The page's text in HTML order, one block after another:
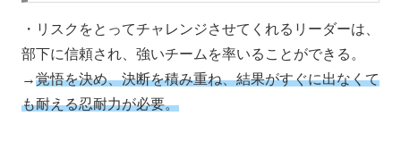
・リスクをとってチャレンジさせてくれるリーダーは、
部下に信頼され、強いチームを率いることができる。
→覚悟を決め、決断を積み重ね、結果がすぐに出なくて
も耐える忍耐力が必要。